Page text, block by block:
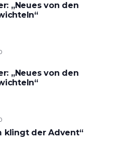
„Neues von den
„Neues von den
klingt der Advent“